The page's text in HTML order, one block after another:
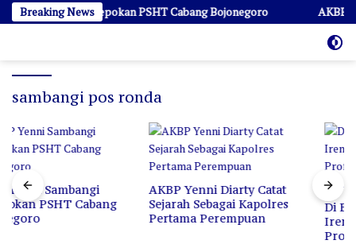
Langsung
ke
Breaking News
Sambangi Padepokan PSHT Cabang Bojonegoro AKBP
sambangi pos ronda
AKBP Yenni Diarty Catat
Sejarah Sebagai Kapolres
Pertama Perempuan
Di Balik Istilah “Londo
Ireng”, Bukan Penghinaan
Profesi, Melainkan Cermin